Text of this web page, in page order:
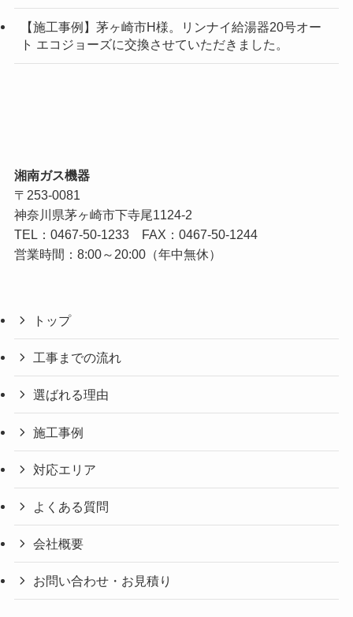
【施工事例】茅ヶ崎市H様。リンナイ給湯器20号オー
ト エコジョーズに交換させていただきました。
湘南ガス機器
〒253-0081
神奈川県茅ヶ崎市下寺尾1124-2
TEL： 0467-50-1233FAX：0467-50-1244
営業時間：8:00～20:00（年中無休）
トップ
工事までの流れ
選ばれる理由
施工事例
対応エリア
よくある質問
会社概要
お問い合わせ・お見積り